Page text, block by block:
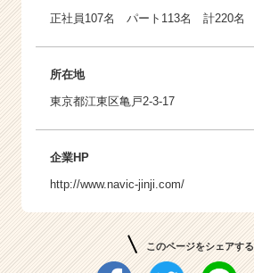
正社員107名 パート113名 計220名
所在地
東京都江東区亀戸2-3-17
企業HP
http://www.navic-jinji.com/
このページをシェアする